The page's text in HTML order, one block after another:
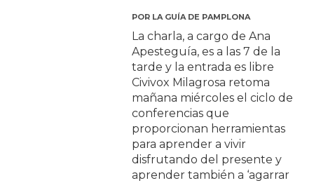
POR LA GUÍA DE PAMPLONA
La charla, a cargo de Ana
Apesteguía, es a las 7 de la
tarde y la entrada es libre
Civivox Milagrosa retoma
mañana miércoles el ciclo de
conferencias que
proporcionan herramientas
para aprender a vivir
disfrutando del presente y
aprender también a ‘agarrar